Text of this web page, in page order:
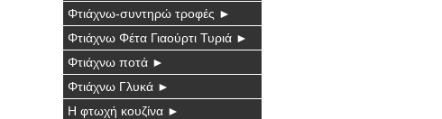
Φτιάχνω-συντηρώ τροφές ►
Φτιάχνω Φέτα Γιαούρτι Τυριά ►
Φτιάχνω ποτά ►
Φτιάχνω Γλυκά ►
Η φτωχή κουζίνα ►